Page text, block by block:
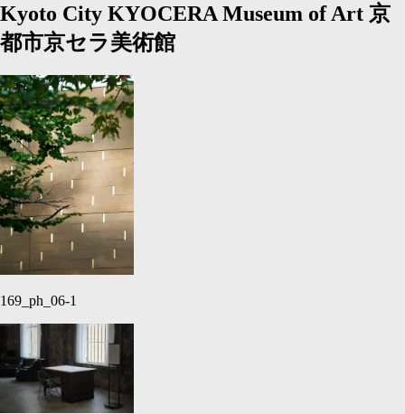
Kyoto City KYOCERA Museum of Art 京
都市京セラ美術館
169_ph_06-1